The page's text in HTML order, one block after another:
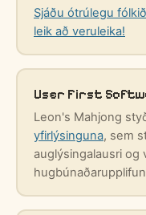
Sjáðu ótrúlegu
leik að veruleika!
User First
Leon's Mahjong
yfirlýsinguna, sem
auglýsingalausri og